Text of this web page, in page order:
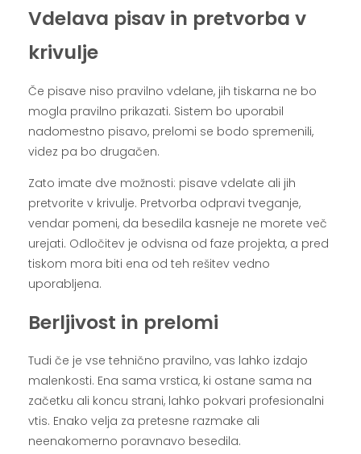
Vdelava pisav in pretvorba v
krivulje
Če pisave niso pravilno vdelane, jih tiskarna ne bo
mogla pravilno prikazati. Sistem bo uporabil
nadomestno pisavo, prelomi se bodo spremenili,
videz pa bo drugačen.
Zato imate dve možnosti: pisave vdelate ali jih
pretvorite v krivulje. Pretvorba odpravi tveganje,
vendar pomeni, da besedila kasneje ne morete več
urejati. Odločitev je odvisna od faze projekta, a pred
tiskom mora biti ena od teh rešitev vedno
uporabljena.
Berljivost in prelomi
Tudi če je vse tehnično pravilno, vas lahko izdajo
malenkosti. Ena sama vrstica, ki ostane sama na
začetku ali koncu strani, lahko pokvari profesionalni
vtis. Enako velja za pretesne razmake ali
neenakomerno poravnavo besedila.